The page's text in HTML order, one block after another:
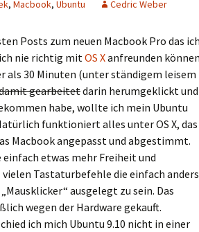
, Macbook, Ubuntu Cedric Weber
Posts zum neuen Macbook Pro das ich
nie richtig mitOS Xanfreunden können
als 30 Minuten (unter ständigem leisem
gearbeitetdarin herumgeklickt und
habe, wollte ich mein Ubuntu
funktioniert alles unter OS X, das
Macbook angepasst und abgestimmt.
etwas mehr Freiheit und
Tastaturbefehle die einfach anders
ausgelegt zu sein. Das
wegen der Hardware gekauft.
ich mich Ubuntu 9.10 nicht in einer